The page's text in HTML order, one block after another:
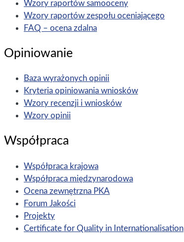
Wzory raportów samooceny
Wzory raportów zespołu oceniającego
FAQ – ocena zdalna
Opiniowanie
Baza wyrażonych opinii
Kryteria opiniowania wniosków
Wzory recenzji i wniosków
Wzory opinii
Współpraca
Współpraca krajowa
Współpraca międzynarodowa
Ocena zewnętrzna PKA
Forum Jakości
Projekty
Certificate for Quality in Internationalisation